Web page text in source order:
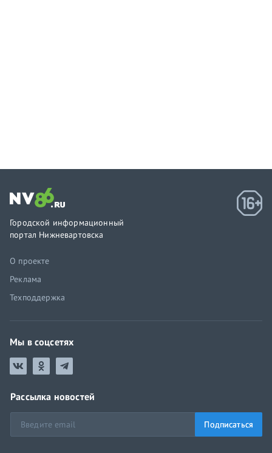
Городской информационный
портал Нижневартовска
О проекте
Реклама
Техподдержка
Мы в соцсетях
Рассылка новостей
Подписаться